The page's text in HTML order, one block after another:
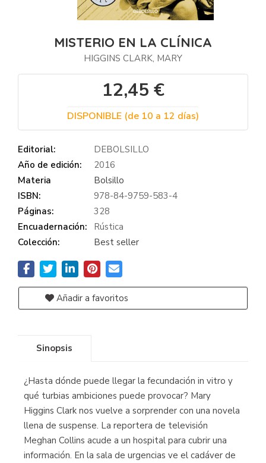
MISTERIO EN LA CLÍNICA
HIGGINS CLARK, MARY
12,45 €
DISPONIBLE (de 10 a 12 días)
Editorial:
DEBOLSILLO
Año de edición:
2016
Materia
Bolsillo
ISBN:
978-84-9759-583-4
Páginas:
328
Encuadernación:
Rústica
Colección:
Best seller
Añadir a favoritos
Sinopsis
¿Hasta dónde puede llegar la fecundación in vitro y
qué turbias ambiciones puede provocar? Mary
Higgins Clark nos vuelve a sorprender con una novela
llena de suspense. La reportera de televisión
Meghan Collins acude a un hospital para cubrir una
información. En la sala de urgencias ve el cadáver de